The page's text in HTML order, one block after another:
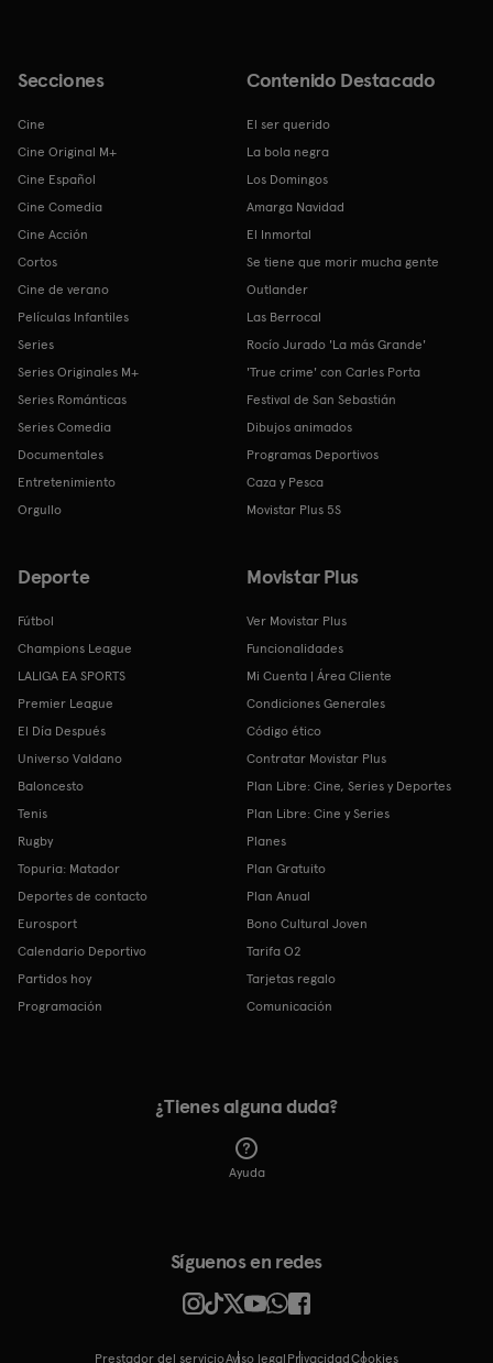
Secciones
Cine
Cine Original M+
Cine Español
Cine Comedia
Cine Acción
Cortos
Cine de verano
Películas Infantiles
Series
Series Originales M+
Series Románticas
Series Comedia
Documentales
Entretenimiento
Orgullo
Contenido Destacado
El ser querido
La bola negra
Los Domingos
Amarga Navidad
El Inmortal
Se tiene que morir mucha gente
Outlander
Las Berrocal
Rocío Jurado 'La más Grande'
'True crime' con Carles Porta
Festival de San Sebastián
Dibujos animados
Programas Deportivos
Caza y Pesca
Movistar Plus 5S
Deporte
Fútbol
Champions League
LALIGA EA SPORTS
Premier League
El Día Después
Universo Valdano
Baloncesto
Tenis
Rugby
Topuria: Matador
Deportes de contacto
Eurosport
Calendario Deportivo
Partidos hoy
Programación
Movistar Plus
Ver Movistar Plus
Funcionalidades
Mi Cuenta | Área Cliente
Condiciones Generales
Código ético
Contratar Movistar Plus
Plan Libre: Cine, Series y Deportes
Plan Libre: Cine y Series
Planes
Plan Gratuito
Plan Anual
Bono Cultural Joven
Tarifa O2
Tarjetas regalo
Comunicación
¿Tienes alguna duda?
Ayuda
Prestador del servicioAviso legal Privacidad cookies
Síguenos en redes